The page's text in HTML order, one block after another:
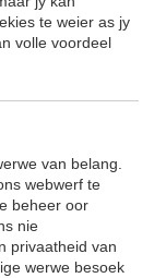
te weier as jy
volle voordeel
van belang.
webwerf te
beheer oor
nie
privaatheid van
werwe besoek